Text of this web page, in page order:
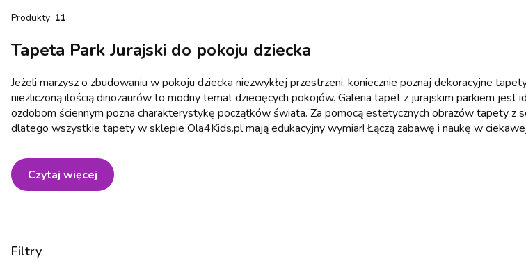
Produkty: 11
Tapeta Park Jurajski do pokoju dziecka
Jeżeli marzysz o zbudowaniu w pokoju dziecka niezwykłej przestrzeni, koniecznie poznaj dekoracyjne
niezliczoną ilością dinozaurów to modny temat dziecięcych pokojów. Galeria tapet z jurajskim parkiem
ozdobom ściennym pozna charakterystykę początków świata. Za pomocą estetycznych obrazów tapety z
dlatego wszystkie tapety w sklepie Ola4Kids.pl mają edukacyjny wymiar! Łączą zabawę i naukę w
Czytaj więcej
Filtry